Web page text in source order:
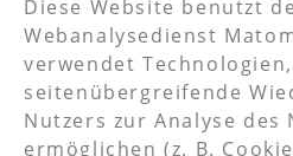
Diese Website benutzt
Webanalysedienst
verwendet
seitenübergreifende
Nutzers zur Analyse des
ermöglichen (z. B.